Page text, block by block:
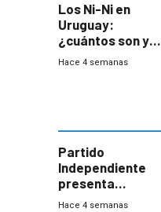
Los Ni-Ni en
Uruguay:
¿cuántos son y
en dónde están?
Hace 4 semanas
Partido
Independiente
presenta
demanda civil
Hace 4 semanas